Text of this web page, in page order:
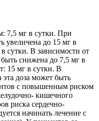
7,5 мг в сутки. При
увеличена до 15 мг в
сутки. В зависимости от
снижена до 7,5 мг в
15 мг в сутки. В
эта доза может быть
с повышенным риском
кишечного
риска сердечно-
начинать лечение с